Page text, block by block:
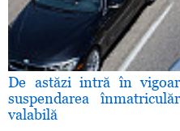
De astăzi intră în
suspendarea
valabilă